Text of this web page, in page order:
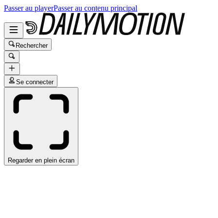
Passer au playerPasser au contenu principal
Rechercher
Se connecter
Regarder en plein écran